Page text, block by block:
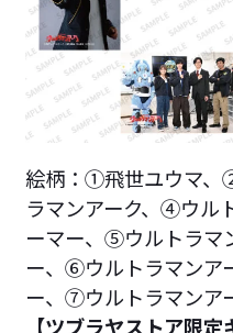
絵柄：①飛世ユウマ
ラマンアーク、④ウ
ーマー、⑤ウルトラ
ー、⑥ウルトラマン
ー、⑦ウルトラマン
【ツブラヤストア限定